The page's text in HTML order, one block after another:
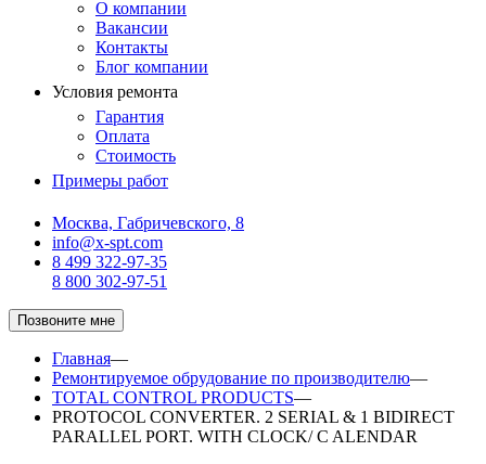
О компании
Вакансии
Контакты
Блог компании
Условия ремонта
Гарантия
Оплата
Стоимость
Примеры работ
Москва, Габричевского, 8
info@x-spt.com
8 499 322-97-35
8 800 302-97-51
Позвоните мне
Главная—
Ремонтируемое обрудование по производителю—
TOTAL CONTROL PRODUCTS—
PROTOCOL CONVERTER. 2 SERIAL & 1 BIDIRECT
PARALLEL PORT. WITH CLOCK/ C ALENDAR